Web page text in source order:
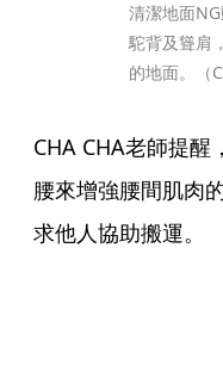
清潔地面
駝背及聳肩
的地面。（
CHA CHA老師提醒
腰來增強腰間肌肉
求他人協助搬運。